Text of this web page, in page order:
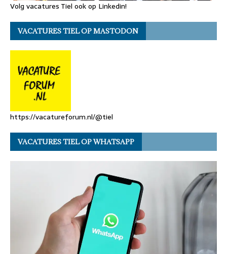
Volg vacatures Tiel ook op Linkedin!
VACATURES TIEL OP MASTODON
https://vacatureforum.nl/@tiel
VACATURES TIEL OP WHATSAPP